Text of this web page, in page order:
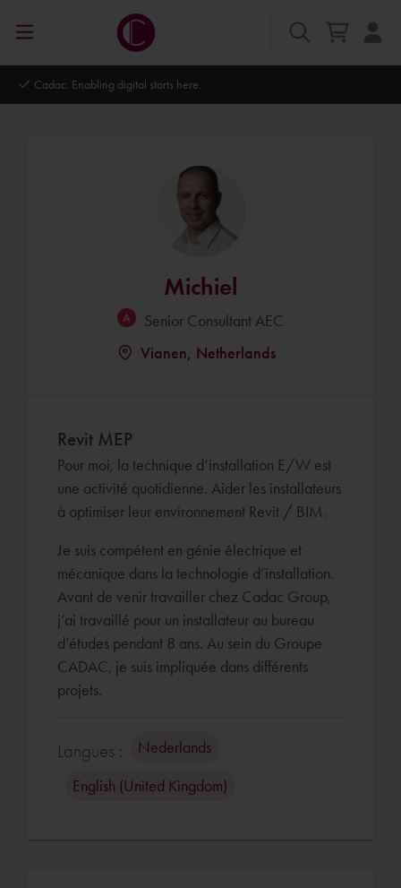
Autodesk Platinum Partner
Michiel
Senior Consultant AEC
Vianen, Netherlands
Revit MEP
Pour moi, la technique d’installation E/W est
une activité quotidienne. Aider les installateurs
à optimiser leur environnement Revit / BIM.
Je suis compétent en génie électrique et
mécanique dans la technologie d’installation.
Avant de venir travailler chez Cadac Group,
j’ai travaillé pour un installateur au bureau
d’études pendant 8 ans. Au sein du Groupe
CADAC, je suis impliquée dans différents
projets.
Langues : Nederlands
English (United Kingdom)